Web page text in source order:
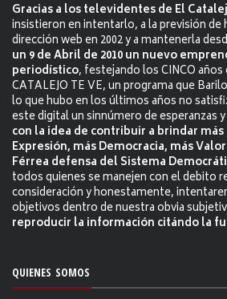
Gracias a los televidentes de El
insistieron en intentarlo, a la previsión de
dirección web en 2002 y a mantenerla
un 9 de Abril de 2010 un nuevo
periodístico, festejando los CINCO años
CATALEJO TE VE, un programa que
lo que hubo en los últimos años no
este digital un sinnúmero de esperanzas
con la idea de contribuir a brindar
Expresión, más Democracia, más
Férrea defensa del Sistema
todos quienes se manejen con el debito
consideración y honestamente,
objetivos dentro de nuestra obvia
reproducir la información citándo la
QUIENES SOMOS